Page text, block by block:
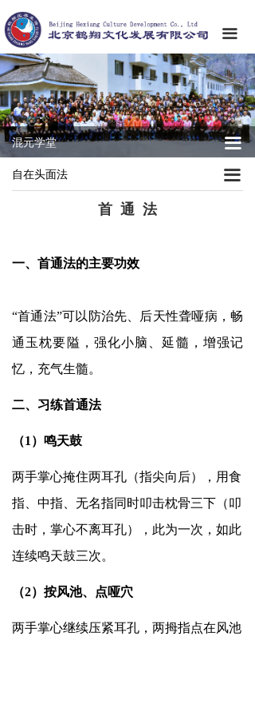
끀
首 通 法
一、首通法的主要功效
“首通法”可以防治先、后天性聋哑病，畅
通玉枕要隘，强化小脑、延髓，增强记
忆，充气生髓。
二、 习练首通法
（1）鸣天鼓
两手掌心掩住两耳孔（指尖向后），用食
指、中指、无名指同时叩击枕骨三下（叩
击时，掌心不离耳孔），此为一次，如此
连续鸣天鼓三次。
（2）按风池、点哑穴
两手掌心继续压紧耳孔，两拇指点在风池
끀
混元学堂
自在头面法 끀